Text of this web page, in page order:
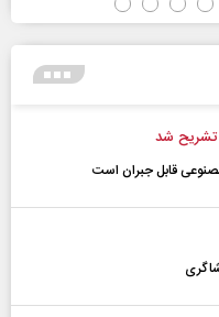
تشریح شد
قابل جبران است